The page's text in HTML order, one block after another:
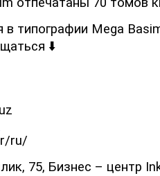
типографии Mega
⬇️
ru/
75, Бизнес – центр